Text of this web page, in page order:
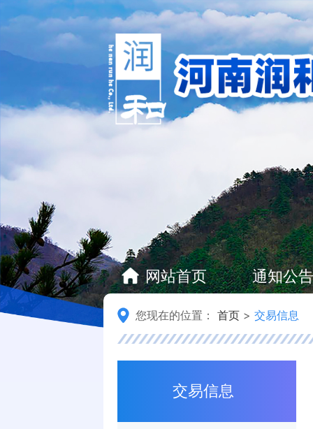
网站首页 通知公告
您现在的位置： 首页 > 交易信息
交易信息